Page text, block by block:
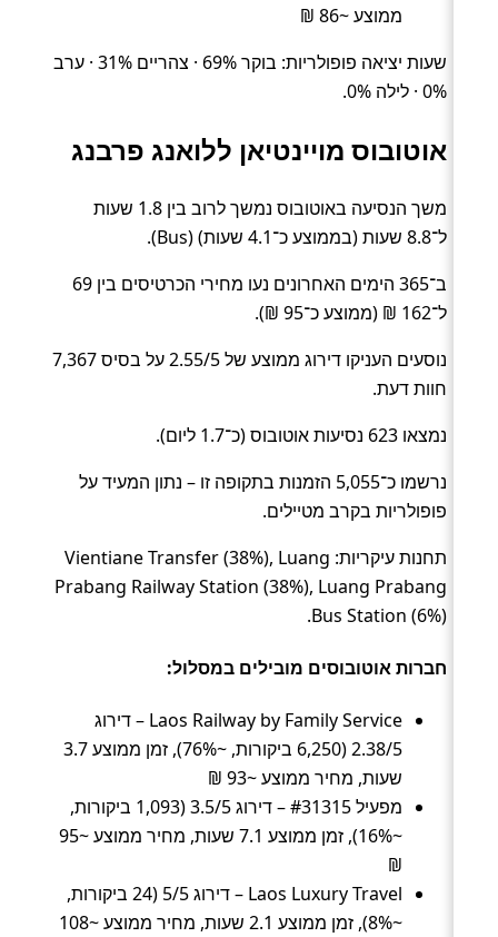
ממוצע ~86 ₪
שעות יציאה פופולריות: בוקר 69% · צהריים 31% · ערב
0% · לילה 0%.
אוטובוס מויינטיאן ללואנג פרבנג
משך הנסיעה באוטובוס נמשך לרוב בין 1.8 שעות
ל־8.8 שעות (בממוצע כ־4.1 שעות) (Bus).
ב־365 הימים האחרונים נעו מחירי הכרטיסים בין 69
ל־162 ₪ (ממוצע כ־95 ₪).
נוסעים העניקו דירוג ממוצע של 2.55/5 על בסיס 7,367
חוות דעת.
נמצאו 623 נסיעות אוטובוס (כ־1.7 ליום).
נרשמו כ־5,055 הזמנות בתקופה זו – נתון המעיד על
פופולריות בקרב מטיילים.
תחנות עיקריות: Vientiane Transfer (38%), Luang
Prabang Railway Station (38%), Luang Prabang
Bus Station (6%).
חברות אוטובוסים מובילים במסלול:
Laos Railway by Family Service – דירוג
2.38/5 (6,250 ביקורות, ~76%), זמן ממוצע 3.7
שעות, מחיר ממוצע ~93 ₪
מפעיל #31315 – דירוג 3.5/5 (1,093 ביקורות,
~16%), זמן ממוצע 7.1 שעות, מחיר ממוצע ~95
₪
Laos Luxury Travel – דירוג 5/5 (24 ביקורות,
~8%), זמן ממוצע 2.1 שעות, מחיר ממוצע ~108